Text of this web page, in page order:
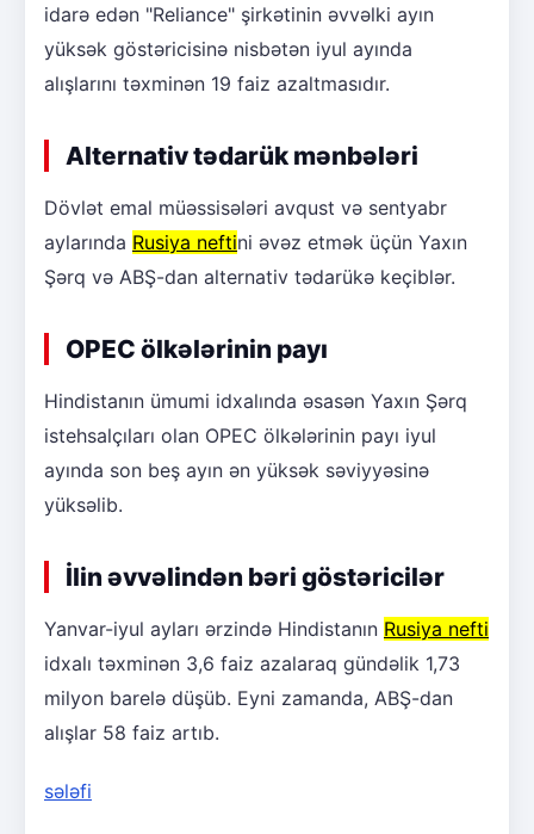
idarə edən "Reliance" şirkətinin əvvəlki ayın
yüksək göstəricisinə nisbətən iyul ayında
alışlarını təxminən 19 faiz azaltmasıdır.
Alternativ tədarük mənbələri
Dövlət emal müəssisələri avqust və sentyabr
aylarında Rusiya neftini əvəz etmək üçün Yaxın
Şərq və ABŞ-dan alternativ tədarükə keçiblər.
OPEC ölkələrinin payı
Hindistanın ümumi idxalında əsasən Yaxın Şərq
istehsalçıları olan OPEC ölkələrinin payı iyul
ayında son beş ayın ən yüksək səviyyəsinə
yüksəlib.
İlin əvvəlindən bəri göstəricilər
Yanvar-iyul ayları ərzində Hindistanın Rusiya nefti
idxalı təxminən 3,6 faiz azalaraq gündəlik 1,73
milyon barelə düşüb. Eyni zamanda, ABŞ-dan
alışlar 58 faiz artıb.
sələfi